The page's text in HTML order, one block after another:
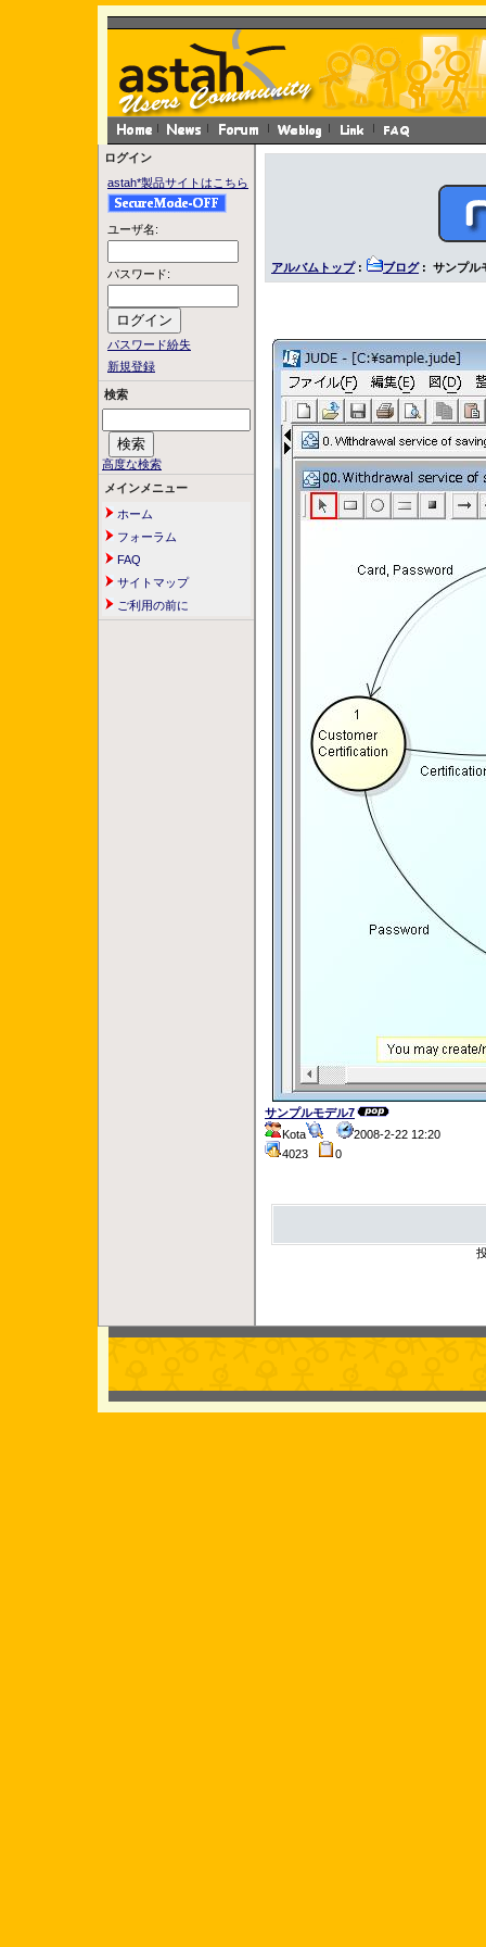
ログイン
astah*製品サイトはこちら
ユーザ名:
パスワード:
パスワード紛失
新規登録
検索
高度な検索
メインメニュー
ホーム
フォーラム
FAQ
サイトマップ
ご利用の前に
アルバムトップ: ブログ: サンプル
サンプルモデル7
Kota
2008-2-22 12:20
4023
0